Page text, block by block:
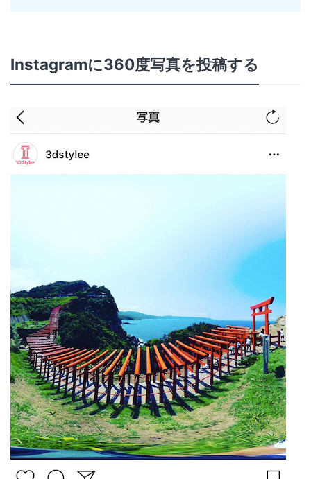
Instagramに360度写真を投稿する